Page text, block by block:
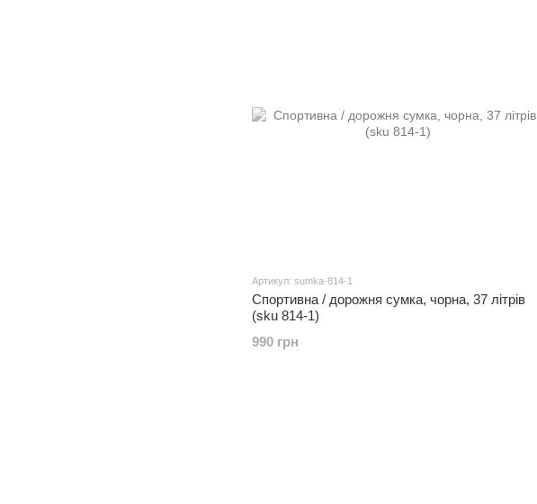
Артикул: sumka-814-1
Спортивна / дорожня сумка, чорна, 37 літрів
(sku 814-1)
990 грн